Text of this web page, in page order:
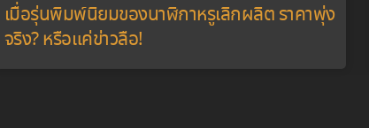
เมื่อรุ่นพิมพ์นิยมของนาฬิกาหรูเลิกผลิต ราคาพุ่ง
จริง? หรือแค่ข่าวลือ!